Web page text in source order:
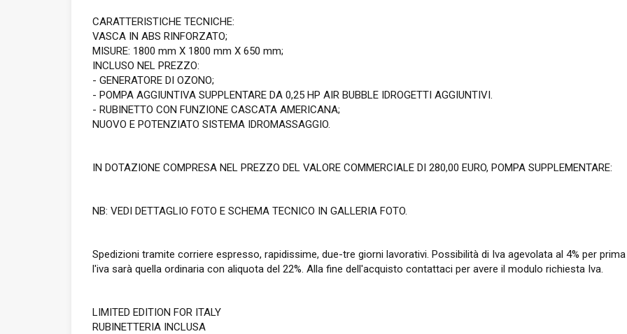
CARATTERISTICHE TECNICHE:
VASCA IN ABS RINFORZATO;
MISURE: 1800 mm X 1800 mm X 650 mm;
INCLUSO NEL PREZZO:
- GENERATORE DI OZONO;
- POMPA AGGIUNTIVA SUPPLENTARE DA 0,25 HP AIR BUBBLE IDROGETTI AGGIUNTIVI.
- RUBINETTO CON FUNZIONE CASCATA AMERICANA;
NUOVO E POTENZIATO SISTEMA IDROMASSAGGIO.
IN DOTAZIONE COMPRESA NEL PREZZO DEL VALORE COMMERCIALE DI 280,00 EURO, POMPA SUPPLEMENTARE:
NB: VEDI DETTAGLIO FOTO E SCHEMA TECNICO IN GALLERIA FOTO.
Spedizioni tramite corriere espresso, rapidissime, due-tre giorni lavorativi. Possibilità di Iva agevolata al 4% per
l'iva sarà quella ordinaria con aliquota del 22%. Alla fine dell'acquisto contattaci per avere il modulo richiesta Iva.
LIMITED EDITION FOR ITALY
RUBINETTERIA INCLUSA